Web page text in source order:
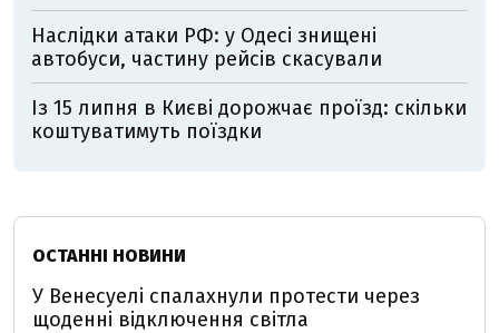
Наслідки атаки РФ: у Одесі знищені
автобуси, частину рейсів скасували
Із 15 липня в Києві дорожчає проїзд: скільки
коштуватимуть поїздки
ОСТАННІ НОВИНИ
У Венесуелі спалахнули протести через
щоденні відключення світла